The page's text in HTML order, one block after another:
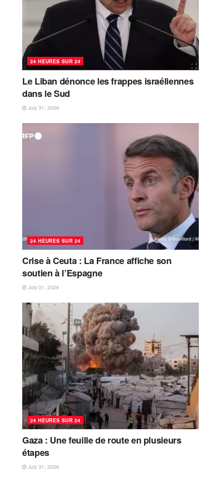
24 HEURES SUR 24
Le Liban dénonce les frappes israéliennes
dans le Sud
July 31, 2026
24 HEURES SUR 24
Crise à Ceuta : La France affiche son
soutien à l’Espagne
July 31, 2026
24 HEURES SUR 24
Gaza : Une feuille de route en plusieurs
étapes
July 31, 2026